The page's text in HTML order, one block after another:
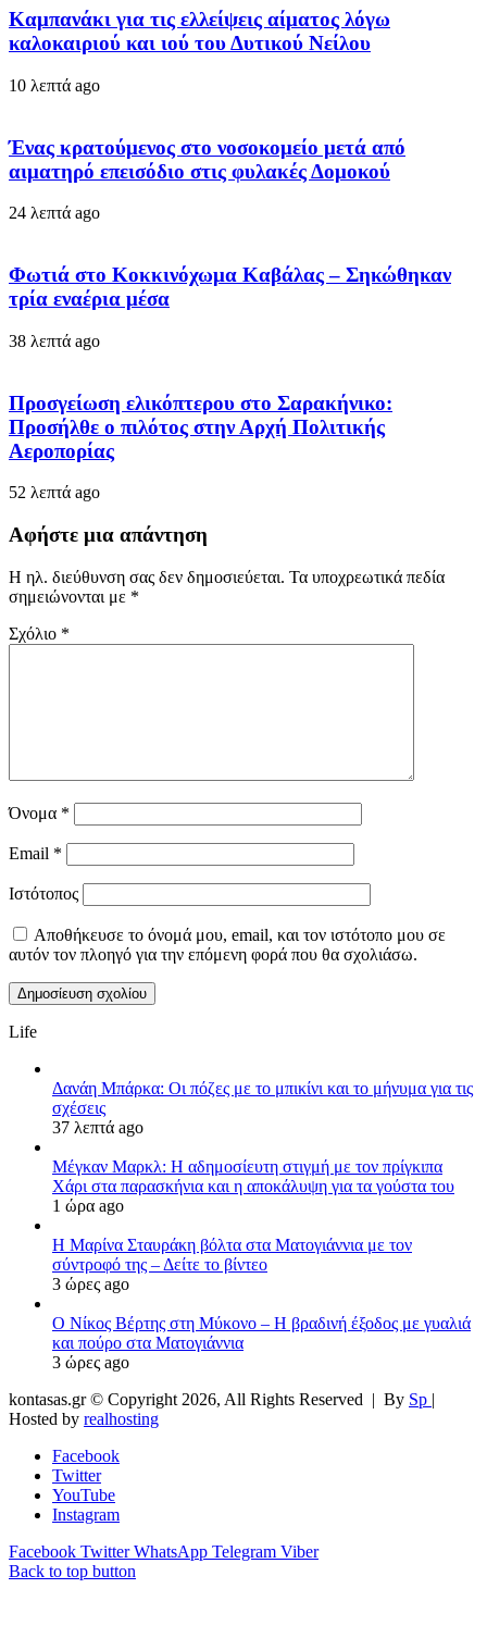
Καμπανάκι για τις ελλείψεις αίματος λόγω
καλοκαιριού και ιού του Δυτικού Νείλου
10 λεπτά ago
Ένας κρατούμενος στο νοσοκομείο μετά από
αιματηρό επεισόδιο στις φυλακές Δομοκού
24 λεπτά ago
Φωτιά στο Κοκκινόχωμα Καβάλας – Σηκώθηκαν
τρία εναέρια μέσα
38 λεπτά ago
Προσγείωση ελικόπτερου στο Σαρακήνικο:
Προσήλθε ο πιλότος στην Αρχή Πολιτικής
Αεροπορίας
52 λεπτά ago
Αφήστε μια απάντηση
Η ηλ. διεύθυνση σας δεν δημοσιεύεται. Τα υποχρεωτικά πεδία
σημειώνονται με *
Σχόλιο *
Όνομα *
Email *
Ιστότοπος
Αποθήκευσε το όνομά μου, email, και τον ιστότοπο μου σε
αυτόν τον πλοηγό για την επόμενη φορά που θα σχολιάσω.
Life
Δανάη Μπάρκα: Οι πόζες με το μπικίνι και το μήνυμα για τις
σχέσεις
37 λεπτά ago
Μέγκαν Μαρκλ: Η αδημοσίευτη στιγμή με τον πρίγκιπα
Χάρι στα παρασκήνια και η αποκάλυψη για τα γούστα του
1 ώρα ago
Η Μαρίνα Σταυράκη βόλτα στα Ματογιάννια με τον
σύντροφό της – Δείτε το βίντεο
3 ώρες ago
Ο Νίκος Βέρτης στη Μύκονο – Η βραδινή έξοδος με γυαλιά
και πούρο στα Ματογιάννια
3 ώρες ago
kontasas.gr © Copyright 2026, All Rights Reserved | By Sp |
Hosted by realhosting
Facebook
Twitter
YouTube
Instagram
Facebook Twitter WhatsApp Telegram Viber
Back to top button